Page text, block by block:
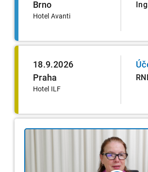
Brno
Hotel Avanti
18.9.2026
Praha
Hotel ILF